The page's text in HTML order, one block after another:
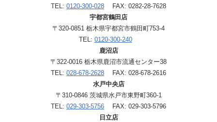
TEL: 0120-300-028 FAX: 0282-28-7628
宇都宮鶴田店
〒320-0851 栃木県宇都宮市鶴田町753-4
TEL: 0120-300-240
鹿沼店
〒322-0016 栃木県鹿沼市流通センター38
TEL: 028-678-2628 FAX: 028-678-2616
水戸中央店
〒310-0846 茨城県水戸市東野町360-1
TEL: 029-303-5756 FAX: 029-303-5796
日立店